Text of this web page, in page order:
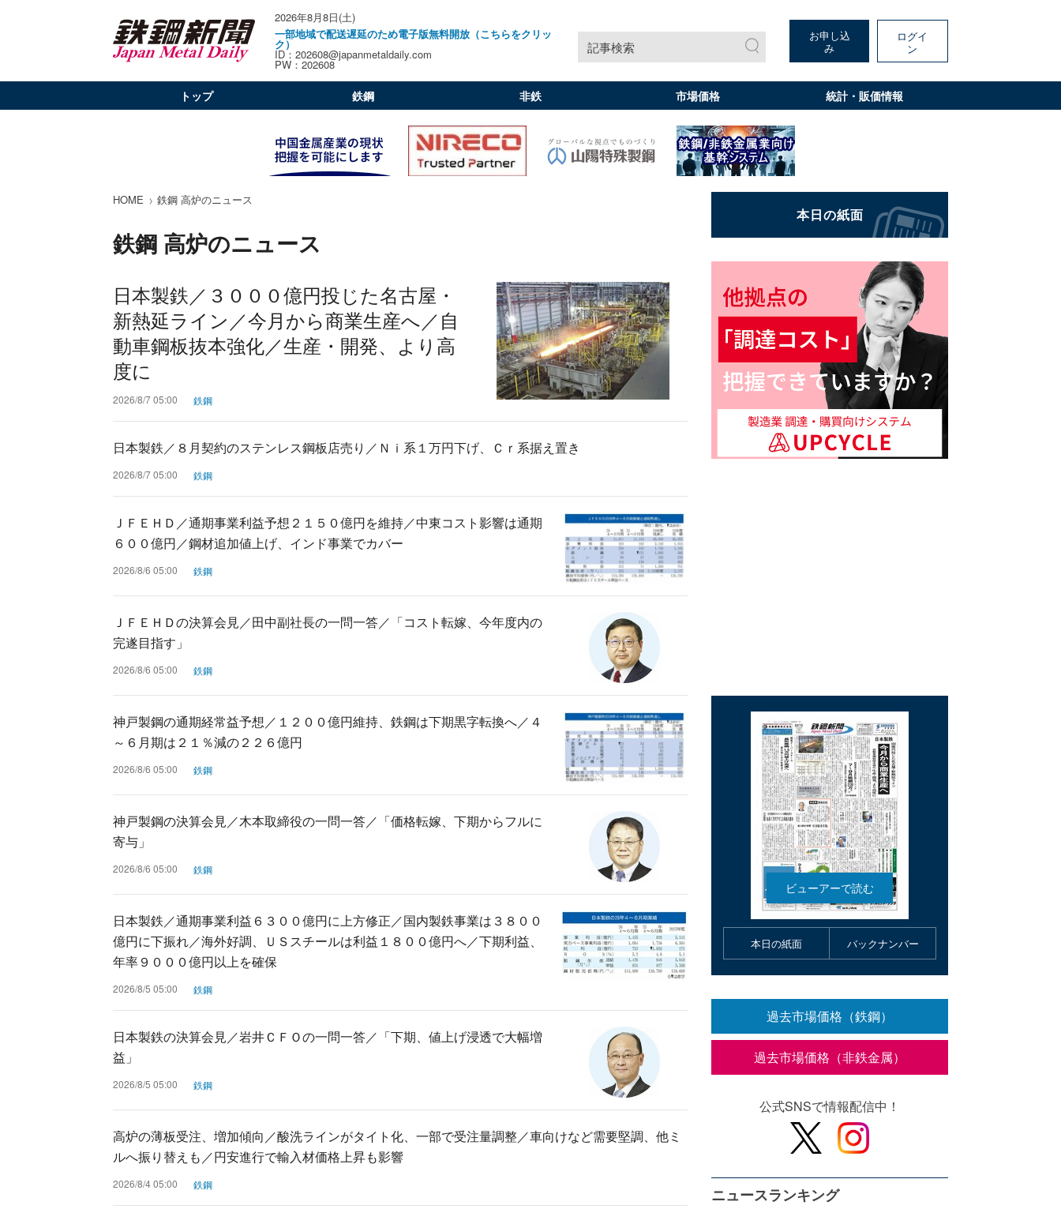
2026年8月8日(土)
一部地域で配送遅延のため電子版無料開放（こちらをクリッ
ク）
ID：202608@japanmetaldaily.com
PW：202608
記事検索
お申し込
み
ログイ
ン
トップ 鉄鋼 非鉄 市場価格 統計・販価情報
HOME 鉄鋼 高炉のニュース
鉄鋼 高炉のニュース
日本製鉄／３０００億円投じた名古屋・
新熱延ライン／今月から商業生産へ／自
動車鋼板抜本強化／生産・開発、より高
度に
2026/8/7 05:00 鉄鋼
日本製鉄／８月契約のステンレス鋼板店売り／Ｎｉ系１万円下げ、Ｃｒ系据え置き
2026/8/7 05:00 鉄鋼
ＪＦＥＨＤ／通期事業利益予想２１５０億円を維持／中東コスト影響は通期
６００億円／鋼材追加値上げ、インド事業でカバー
2026/8/6 05:00 鉄鋼
ＪＦＥＨＤの決算会見／田中副社長の一問一答／「コスト転嫁、今年度内の
完遂目指す」
2026/8/6 05:00 鉄鋼
神戸製鋼の通期経常益予想／１２００億円維持、鉄鋼は下期黒字転換へ／４
～６月期は２１％減の２２６億円
2026/8/6 05:00 鉄鋼
神戸製鋼の決算会見／木本取締役の一問一答／「価格転嫁、下期からフルに
寄与」
2026/8/6 05:00 鉄鋼
日本製鉄／通期事業利益６３００億円に上方修正／国内製鉄事業は３８００
億円に下振れ／海外好調、ＵＳスチールは利益１８００億円へ／下期利益、
年率９０００億円以上を確保
2026/8/5 05:00 鉄鋼
日本製鉄の決算会見／岩井ＣＦＯの一問一答／「下期、値上げ浸透で大幅増
益」
2026/8/5 05:00 鉄鋼
高炉の薄板受注、増加傾向／酸洗ラインがタイト化、一部で受注量調整／車向けなど需要堅調、他ミ
ルへ振り替えも／円安進行で輸入材価格上昇も影響
2026/8/4 05:00 鉄鋼
本日の紙面 バックナンバー
過去市場価格（鉄鋼）
過去市場価格（非鉄金属）
公式SNSで情報配信中！
ニュースランキング